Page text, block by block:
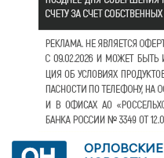
ОРЛОВСКИЕ